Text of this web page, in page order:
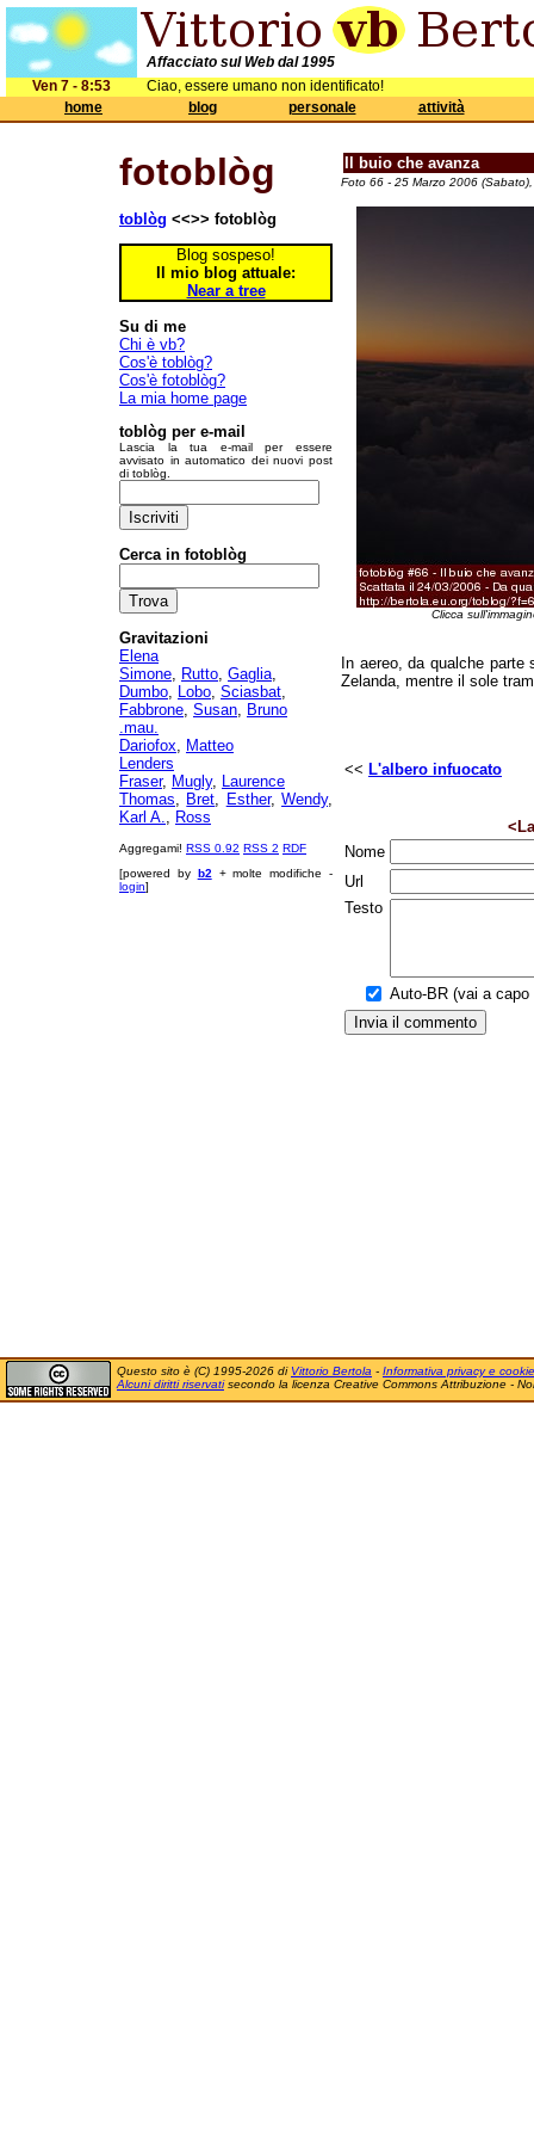
Affacciato sul Web dal 1995
Ven 7 - 8:53
Ciao, essere umano non identificato!
home
blog personale attività
fotoblòg
toblòg <<>> fotoblòg
Blog sospeso!
Il mio blog attuale:
Near a tree
Su di me
Chi è vb?
Cos'è toblòg?
Cos'è fotoblòg?
La mia home page
toblòg per e-mail
Lascia la tua e-mail per essere
avvisato in automatico dei nuovi post
di toblòg.
Cerca in fotoblòg
Gravitazioni
Elena
Simone, Rutto, Gaglia,
Dumbo, Lobo, Sciasbat,
Fabbrone, Susan, Bruno
.mau.
Dariofox, Matteo
Lenders
Fraser, Mugly, Laurence
Thomas, Bret, Esther,Wendy,
Karl A., Ross
Aggregami! RSS 0.92 RSS 2 RDF
[powered by b2 + molte modifiche -
login]
Il buio che avanza
Foto 66 - 25 Marzo 2006
Clicca
In aereo, da qualche
Zelanda, mentre il sole
<< L'albero infuocato
Nome
Url
Testo
Auto-BR (vai a capo
Questo sito è (C) 1995-2026 di Vittorio Bertola - Informativa privacy e cookie
Alcuni diritti riservatisecondo la licenza Creative Commons Attribuzione -